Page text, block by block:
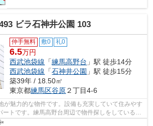
ビラ石神井公園 103
仲手無料 敷0 礼0
6.5万円
西武池袋線 「練馬高野台 」駅 徒歩14分
西武池袋線 「石神井公園 」駅 徒歩15分
築39年 / 18.50㎡
東京都練馬区谷原２丁目4-6
が魅力的な物件です。設備も充実していて住みやす
ートです。練馬高野台周辺で物件探しをしている
はご連絡を。当...